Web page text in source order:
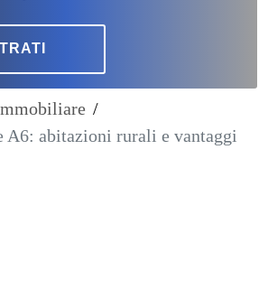
/
A6: abitazioni rurali e vantaggi